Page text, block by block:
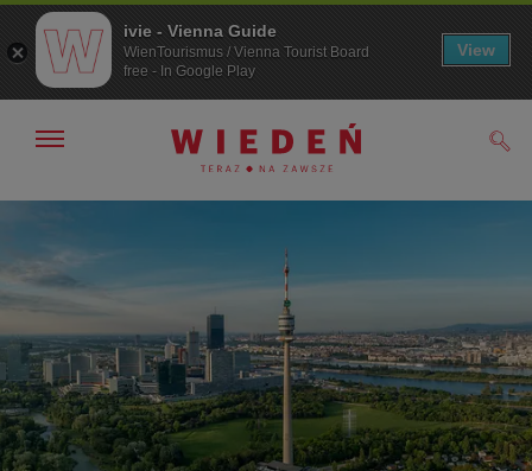
Przejdź
nawigacji
Przejdź
treści
Pokaż/ukryj
ivie - Vienna Guide
WienTourismus / Vienna Tourist Board
free - In Google Play
View